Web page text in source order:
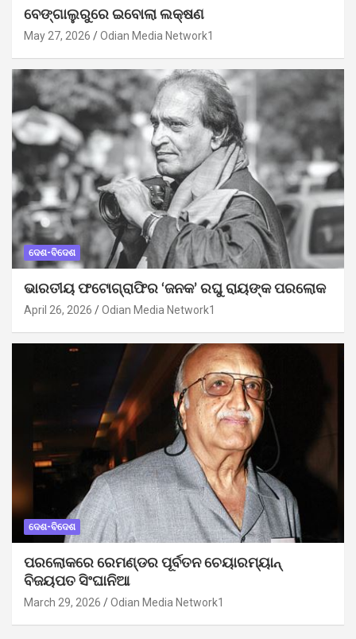
ବେଙ୍ଗାଲୁରୁରେ ଇବୋଲା ଲକ୍ଷଣ
May 27, 2026 Odian Media Network1
ଦେଶ-ବିଦେଶ
ଭାରତୀୟ ଫଟୋଗ୍ରାଫିର ‘ଜନକ’ ରଘୁ ରାୟଙ୍କ ପରଲୋକ
April 26, 2026 Odian Media Network1
ଦେଶ-ବିଦେଶ
ପରଲୋକରେ ରେମଣ୍ଡର ପୂର୍ବତନ ଚେୟାରମ୍ୟାନ୍
ବିଜୟପତ ସିଂଘାନିଆ
March 29, 2026 Odian Media Network1